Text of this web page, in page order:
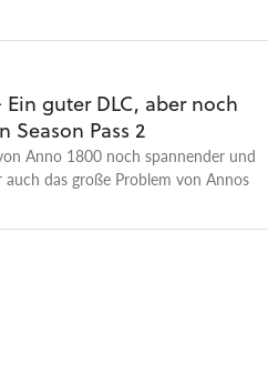
guter DLC, aber noch
Season Pass 2
Anno 1800 noch spannender und
das große Problem von Annos